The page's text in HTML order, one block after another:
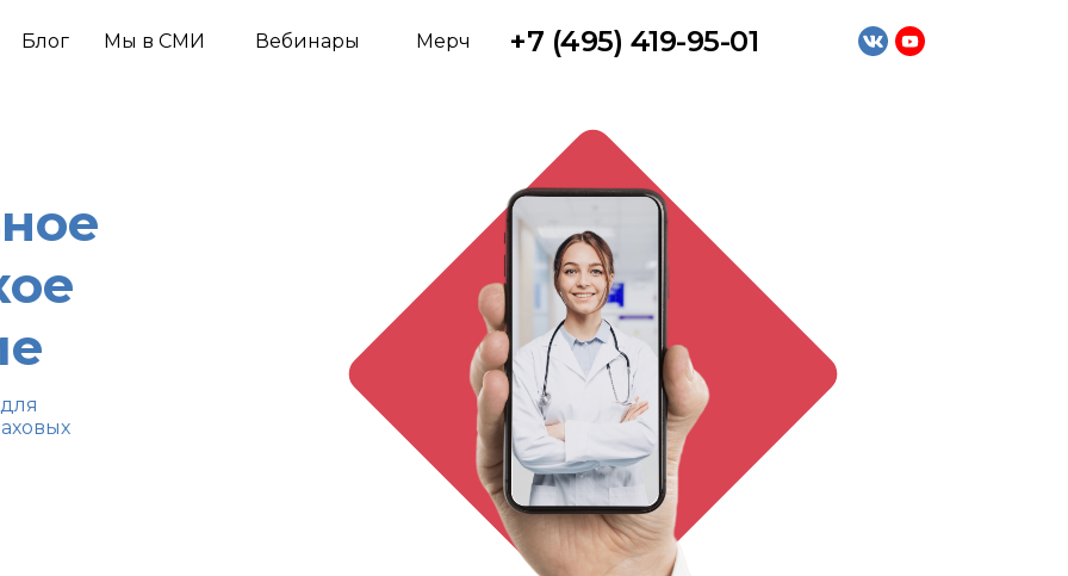
Блог Мы в СМИ Вебинары Мерч +7 (495) 419-95-01